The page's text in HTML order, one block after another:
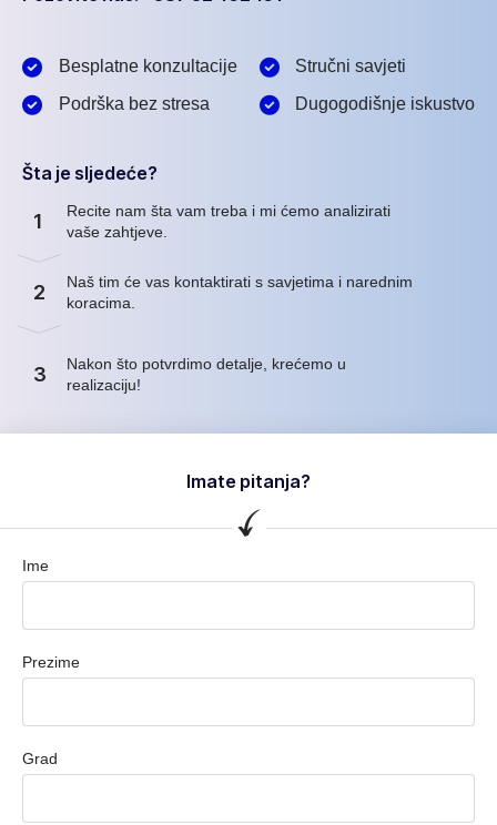
Besplatne konzultacije
Podrška bez stresa
Stručni savjeti
Dugogodišnje iskustvo
Šta je sljedeće?
1
Recite nam šta vam treba i mi ćemo analizirati
vaše zahtjeve.
2
Naš tim će vas kontaktirati s savjetima i narednim
koracima.
3
Nakon što potvrdimo detalje, krećemo u
realizaciju!
Imate pitanja?
Ime
Prezime
Grad